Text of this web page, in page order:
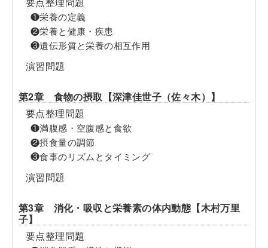
❶栄養の定義
❷栄養と健康・疾患
❸遺伝形質と栄養の相互作用
演習問題
第2章 食物の摂取【深津佳世子（佐々木）】
要点整理問題
❶満腹感・空腹感と食欲
❷摂食量の調節
❸食事のリズムとタイミング
演習問題
第3章 消化・吸収と栄養素の体内動態【木村万里
子】
要点整理問題